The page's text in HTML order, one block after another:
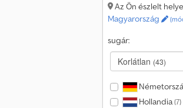
Az Ön észlelt
Magyarország
sugár:
Korlátlan (43)
Hollandia(7)
Hiab Alkatrészek